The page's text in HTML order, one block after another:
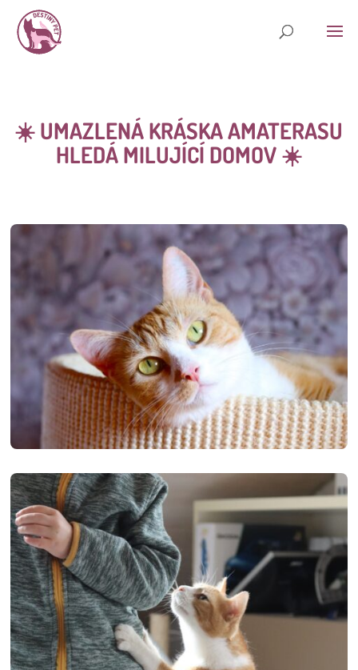
☀️ UMAZLENÁ KRÁSKA AMATERASU
HLEDÁ MILUJÍCÍ DOMOV ☀️